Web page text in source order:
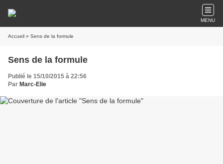
MENU
Accueil » Sens de la formule
Sens de la formule
Publié le 15/10/2015 à 22:56
Par Marc-Elie